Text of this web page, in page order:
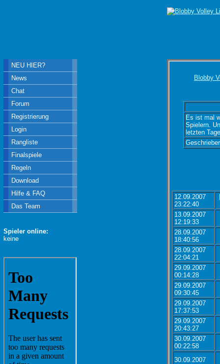
Blobby
Es ist mal
Spielern.
letzten
12.09.2007
23:22:40
13.09.2007
12:19:33
28.09.2007
18:40:56
28.09.2007
22:04:21
29.09.2007
00:14:28
29.09.2007
09:30:45
29.09.2007
17:37:53
29.09.2007
20:43:27
30.09.2007
00:22:58
30.09.2007
NEU HIER?
News
Chat
Forum
Registrierung
Login
Rangliste
Finalspiele
Regeln
Download
Hilfe & FAQ
Das Team
Spieler online:
keine